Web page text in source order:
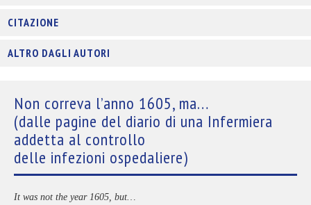
CITAZIONE
ALTRO DAGLI AUTORI
Non correva l’anno 1605, ma…
(dalle pagine del diario di una Infermiera
addetta al controllo
delle infezioni ospedaliere)
It was not the year 1605, but…